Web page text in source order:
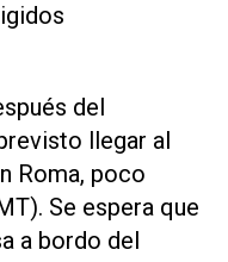
del
llegar al
Roma, poco
​Se espera que
a bordo del